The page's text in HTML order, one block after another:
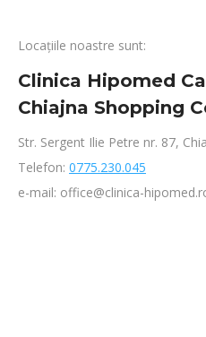
Locațiile noastre sunt:
Clinica Hipomed
Chiajna Shopping
Str. Sergent Ilie Petre nr. 87,
Telefon: 0775.230.045
e-mail: office@clinica-